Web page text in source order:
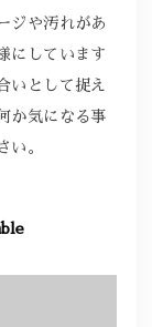
ジや汚れがあ
にしています
いとして捉え
か気になる事
い。